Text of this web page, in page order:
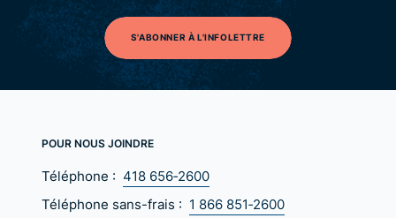
S'ABONNER À L'INFOLETTRE
POUR NOUS JOINDRE
Téléphone : 418 656‑2600
Téléphone sans-frais : 1 866 851‑2600